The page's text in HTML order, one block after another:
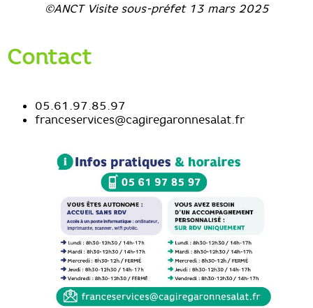
©ANCT Visite sous-préfet 13 mars 2025
Contact
05.61.97.85.97
franceservices@cagiregaronnesalat.fr